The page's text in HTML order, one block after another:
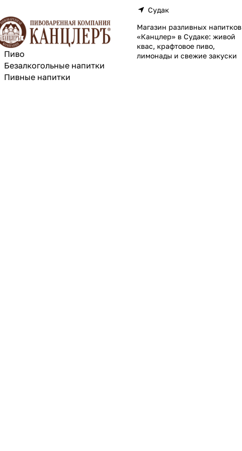
Судак
Магазин разливных напитков
«Канцлер» в Судаке: живой
квас, крафтовое пиво,
лимонады и свежие закуски
Пиво
Безалкогольные напитки
Пивные напитки